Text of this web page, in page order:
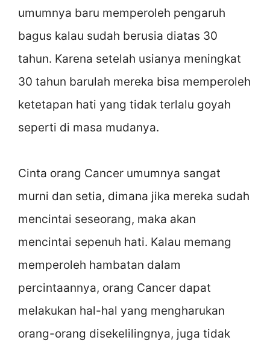
umumnya baru memperoleh pengaruh
bagus kalau sudah berusia diatas 30
tahun. Karena setelah usianya meningkat
30 tahun barulah mereka bisa memperoleh
ketetapan hati yang tidak terlalu goyah
seperti di masa mudanya.
Cinta orang Cancer umumnya sangat
murni dan setia, dimana jika mereka sudah
mencintai seseorang, maka akan
mencintai sepenuh hati. Kalau memang
memperoleh hambatan dalam
percintaannya, orang Cancer dapat
melakukan hal-hal yang mengharukan
orang-orang disekelilingnya, juga tidak